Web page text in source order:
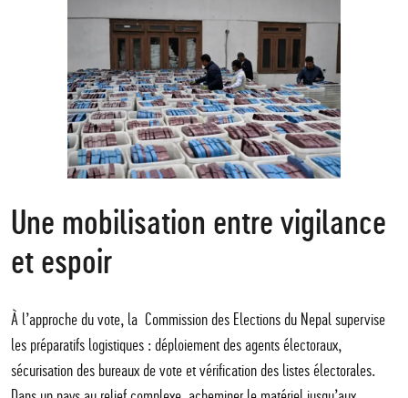
Une mobilisation entre vigilance
et espoir
À l’approche du vote, la Commission des Elections du Nepalsupervise
les préparatifs logistiques : déploiement des agents électoraux,
sécurisation des bureaux de vote et vérification des listes électorales.